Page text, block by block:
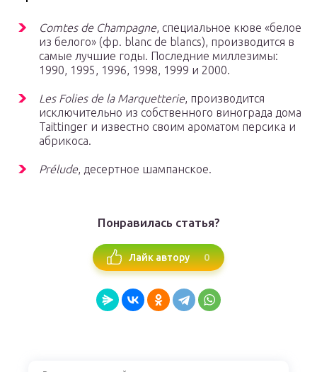
Comtes de Champagne, специальное кюве «белое
из белого» (фр. blanc de blancs), производится в
самые лучшие годы. Последние миллезимы:
1990, 1995, 1996, 1998, 1999 и 2000.
Les Folies de la Marquetterie, производится
исключительно из собственного винограда дома
Taittinger и известно своим ароматом персика и
абрикоса.
Prélude, десертное шампанское.
Понравилась статья?
Лайк автору 0